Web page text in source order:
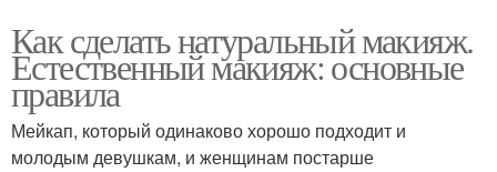
Как сделать натуральный макияж.
Естественный макияж: основные
правила
Мейкап, который одинаково хорошо подходит и
молодым девушкам, и женщинам постарше